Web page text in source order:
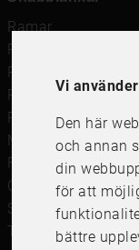
Vi
Den här
och annan
din
för att
bättre
Ramar
Ramar till
Ramverkstad &
Passepartout
Posters
Måttbeställd
Framkalla bilder
Canvastavla
Studentskylt och
Tavelkrok